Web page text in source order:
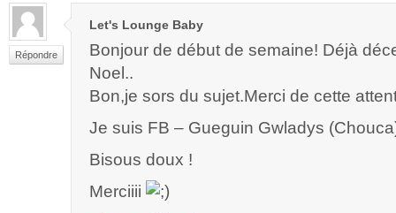
Répondre
Let's Lounge Baby
Bonjour de début de semaine! Déjà
Noel..
Bon,je sors du sujet.Merci de cette
Je suis FB – Gueguin Gwladys
Bisous doux !
Merciiii